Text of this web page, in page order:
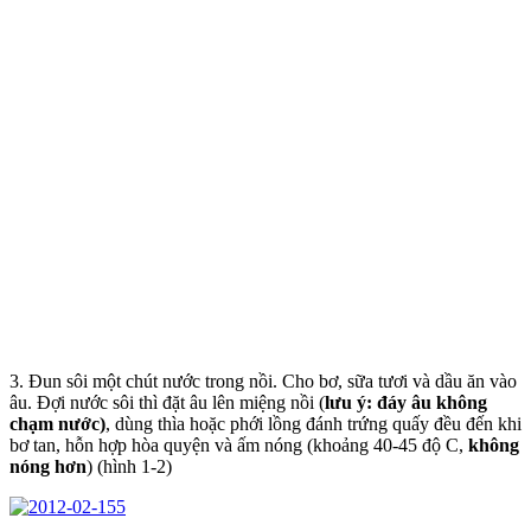
3. Đun sôi một chút nước trong nồi. Cho bơ, sữa tươi và dầu ăn vào
âu. Đợi nước sôi thì đặt âu lên miệng nồi (lưu ý: đáy âu không
chạm nước), dùng thìa hoặc phới lồng đánh trứng quấy đều đến khi
bơ tan, hỗn hợp hòa quyện và ấm nóng (khoảng 40-45 độ C, không
nóng hơn) (hình 1-2)